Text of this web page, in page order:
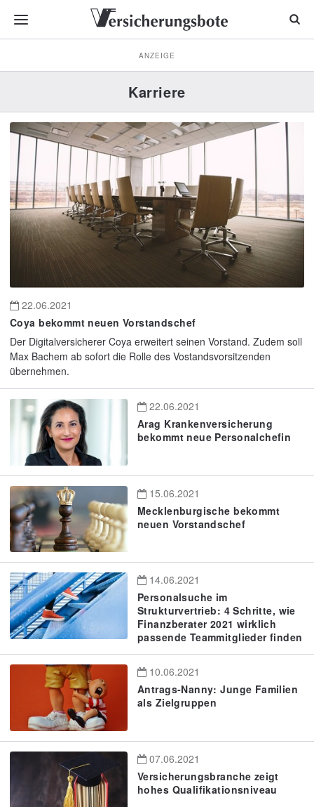
ANZEIGE
Karriere
22.06.2021
Coya bekommt neuen Vorstandschef
Der Digitalversicherer Coya erweitert seinen Vorstand. Zudem soll
Max Bachem ab sofort die Rolle des Vostandsvorsitzenden
übernehmen.
22.06.2021
Arag Krankenversicherung
bekommt neue Personalchefin
15.06.2021
Mecklenburgische bekommt
neuen Vorstandschef
14.06.2021
Personalsuche im
Strukturvertrieb: 4 Schritte, wie
Finanzberater 2021 wirklich
passende Teammitglieder finden
10.06.2021
Antrags-Nanny: Junge Familien
als Zielgruppen
07.06.2021
Versicherungsbranche zeigt
hohes Qualifikationsniveau